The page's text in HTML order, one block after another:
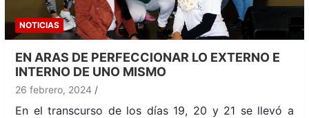
NOTICIAS
EN ARAS DE PERFECCIONAR LO EXTERNO E
INTERNO DE UNO MISMO
26 febrero, 2024
En el transcurso de los días 19, 20 y 21 se llevó a